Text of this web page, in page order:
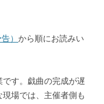
告） から順にお読みい
す。戯曲の完成が遅
場では、主催者側も